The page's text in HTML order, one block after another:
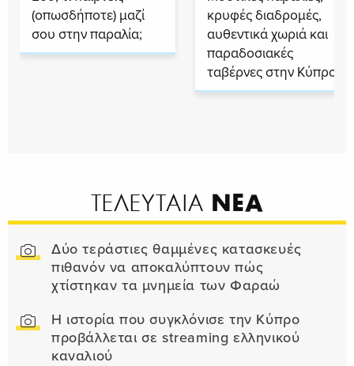
(οπωσδήποτε) μαζί
σου στην παραλία;
κρυφές διαδρομές,
αυθεντικά χωριά και
παραδοσιακές
ταβέρνες στην Κύπρο
ΤΕΛΕΥΤΑΙΑ ΝΕΑ
Δύο τεράστιες θαμμένες κατασκευές
πιθανόν να αποκαλύπτουν πώς
χτίστηκαν τα μνημεία των Φαραώ
Η ιστορία που συγκλόνισε την Κύπρο
προβάλλεται σε streaming ελληνικού
καναλιού